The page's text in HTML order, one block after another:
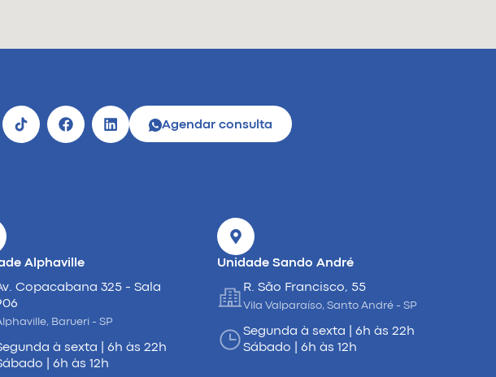
Agendar consulta
Alphaville
Copacabana 325 - Sala
Barueri - SP
à sexta | 6h às 22h
| 6h às 12h
Unidade Sando André
R. São Francisco, 55
Vila Valparaíso, Santo André - SP
Segunda à sexta | 6h às 22h
Sábado | 6h às 12h